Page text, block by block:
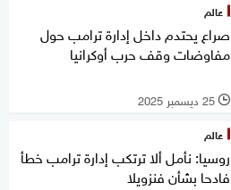
عالم
صراع يحتدم داخل إدارة ترامب حول
مفاوضات وقف حرب أوكرانيا
l 25 ديسمبر 2025
عالم
روسيا: نأمل ألا ترتكب إدارة ترامب خطأ
فادحا بشأن فنزويلا